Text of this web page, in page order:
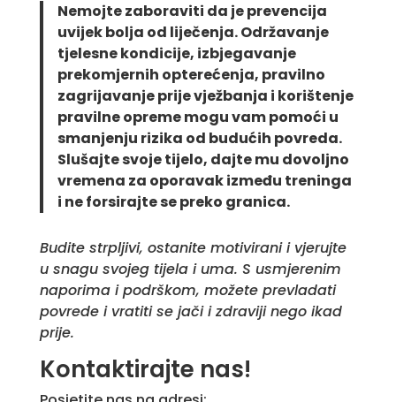
Nemojte zaboraviti da je prevencija
uvijek bolja od liječenja. Održavanje
tjelesne kondicije, izbjegavanje
prekomjernih opterećenja, pravilno
zagrijavanje prije vježbanja i korištenje
pravilne opreme mogu vam pomoći u
smanjenju rizika od budućih povreda.
Slušajte svoje tijelo, dajte mu dovoljno
vremena za oporavak između treninga
i ne forsirajte se preko granica.
Budite strpljivi, ostanite motivirani i vjerujte
u snagu svojeg tijela i uma. S usmjerenim
naporima i podrškom, možete prevladati
povrede i vratiti se jači i zdraviji nego ikad
prije.
Kontaktirajte nas!